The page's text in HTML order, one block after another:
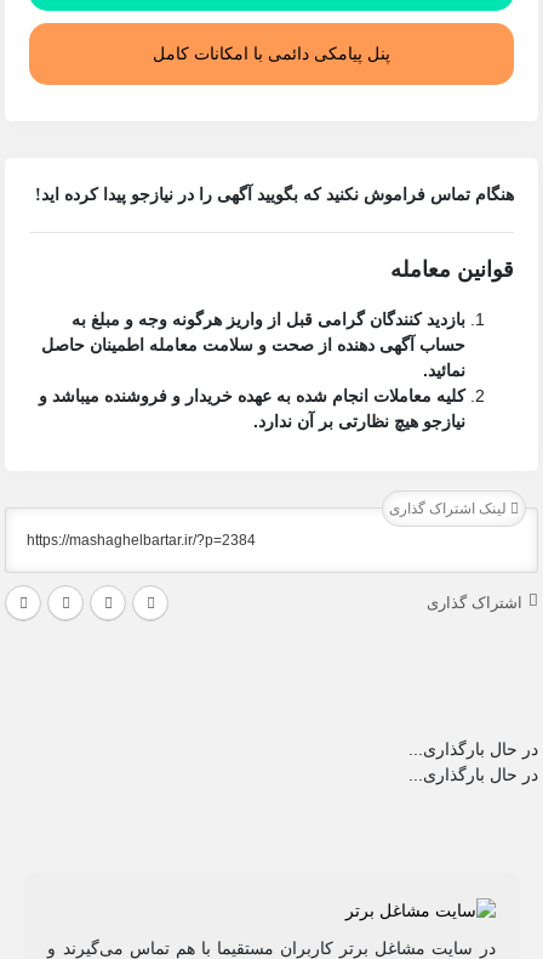
پنل پیامکی دائمی با امکانات کامل
هنگام تماس فراموش نکنید که بگویید آگهی را درنیازجوپیدا کرده اید!
قوانین معامله
بازدید کنندگان گرامی قبل از واریز هرگونه وجه و مبلغ به
حساب آگهی دهنده از صحت و سلامت معامله اطمینان حاصل
نمائید.
کلیه معاملات انجام شده به عهده خریدار و فروشنده میباشد و
نیازجو هیچ نظارتی بر آن ندارد.
لینک اشتراک گذاری
اشتراک گذاری
در حال بارگذاری...
در حال بارگذاری...
در سایت مشاغل برتر کاربران مستقیما با هم تماس می‌گیرند و